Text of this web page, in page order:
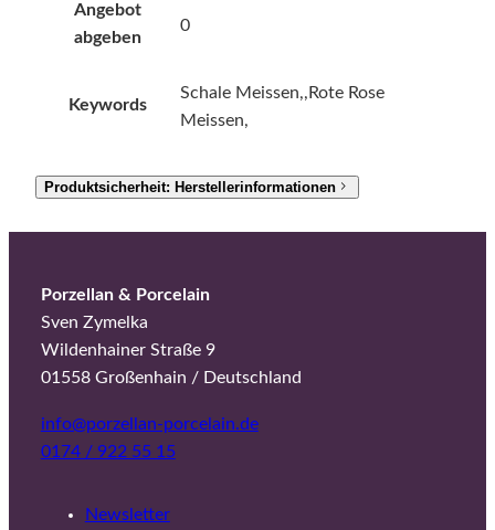
Angebot
abgeben
0
Keywords
Schale Meissen,,Rote Rose
Meissen,
Produktsicherheit: Herstellerinformationen
Porzellan & Porcelain
Sven Zymelka
Wildenhainer Straße 9
01558 Großenhain / Deutschland
info@porzellan-porcelain.de
0174 / 922 55 15
Newsletter